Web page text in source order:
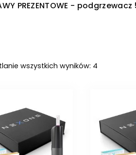
PREZENTOWE - podgrzewacz
wszystkich wyników: 4